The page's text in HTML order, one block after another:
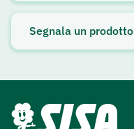
Avviso attivo
Segnala un prodotto